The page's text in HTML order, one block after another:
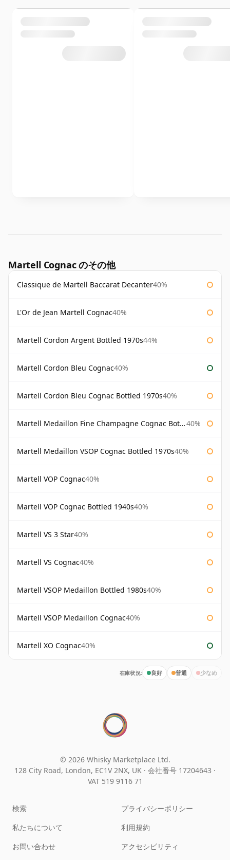
Martell Cognac のその他
Classique de Martell Baccarat Decanter40%
L'Or de Jean Martell Cognac40%
Martell Cordon Argent Bottled 1970s44%
Martell Cordon Bleu Cognac40%
Martell Cordon Bleu Cognac Bottled 1970s40%
Martell Medaillon Fine Champagne Cognac Bottled 1960s 40%
Martell Medaillon VSOP Cognac Bottled 1970s40%
Martell VOP Cognac40%
Martell VOP Cognac Bottled 1940s40%
Martell VS 3 Star40%
Martell VS Cognac40%
Martell VSOP Medaillon Bottled 1980s40%
Martell VSOP Medaillon Cognac40%
Martell XO Cognac40%
在庫状況: 良好 普通 少なめ
© 2026 Whisky Marketplace Ltd.
128 City Road, London, EC1V 2NX, UK · 会社番号 17204643 ·
VAT 519 9116 71
検索
私たちについて
お問い合わせ
プライバシーポリシー
利用規約
アクセシビリティ